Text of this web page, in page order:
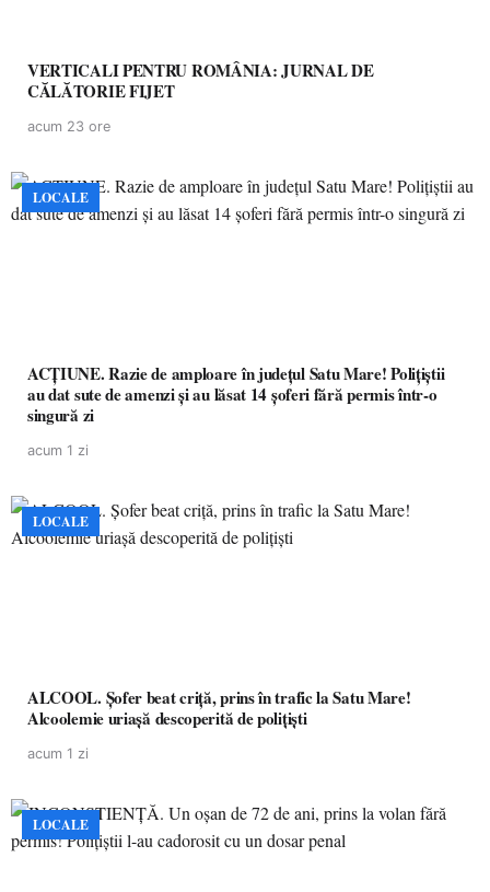
VERTICALI PENTRU ROMÂNIA: JURNAL DE
CĂLĂTORIE FIJET
acum 23 ore
LOCALE
ACȚIUNE. Razie de amploare în județul Satu Mare! Polițiștii
au dat sute de amenzi și au lăsat 14 șoferi fără permis într-o
singură zi
acum 1 zi
LOCALE
ALCOOL. Șofer beat criță, prins în trafic la Satu Mare!
Alcoolemie uriașă descoperită de polițiști
acum 1 zi
LOCALE